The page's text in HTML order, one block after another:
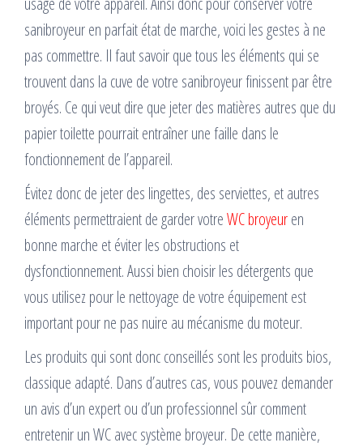
sanibroyeur en parfait état de marche, voici les gestes à ne
pas commettre. Il faut savoir que tous les éléments qui se
trouvent dans la cuve de votre sanibroyeur finissent par être
broyés. Ce qui veut dire que jeter des matières autres que du
papier toilette pourrait entraîner une faille dans le
fonctionnement de l’appareil.
Évitez donc de jeter des lingettes, des serviettes, et autres
éléments permettraient de garder votreWC broyeuren
bonne marche et éviter les obstructions et
dysfonctionnement. Aussi bien choisir les détergents que
vous utilisez pour le nettoyage de votre équipement est
important pour ne pas nuire au mécanisme du moteur.
Les produits qui sont donc conseillés sont les produits bios,
classique adapté. Dans d’autres cas, vous pouvez demander
un avis d’un expert ou d’un professionnel sûr comment
entretenir un WC avec système broyeur. De cette manière,